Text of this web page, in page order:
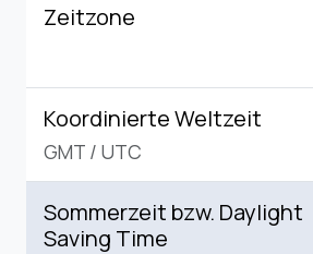
Zeitzone
Koordinierte Weltzeit
GMT / UTC
Sommerzeit bzw. Daylight
Saving Time